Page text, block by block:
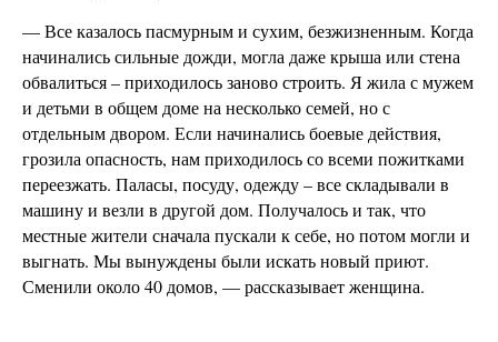
— Все казалось пасмурным и сухим, безжизненным. Когда
начинались сильные дожди, могла даже крыша или стена
обвалиться – приходилось заново строить. Я жила с мужем
и детьми в общем доме на несколько семей, но с
отдельным двором. Если начинались боевые действия,
грозила опасность, нам приходилось со всеми пожитками
переезжать. Паласы, посуду, одежду – все складывали в
машину и везли в другой дом. Получалось и так, что
местные жители сначала пускали к себе, но потом могли и
выгнать. Мы вынуждены были искать новый приют.
Сменили около 40 домов, — рассказывает женщина.